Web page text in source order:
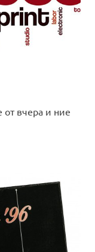
от вчера и ние